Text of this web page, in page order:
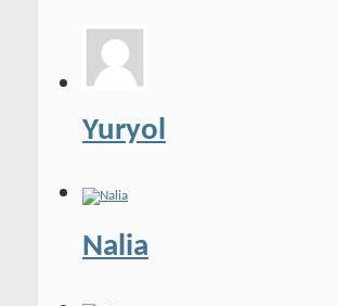
Yuryol
Nalia